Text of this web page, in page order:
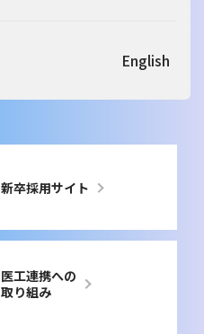
English
新卒採用サイト
医工連携への
取り組み